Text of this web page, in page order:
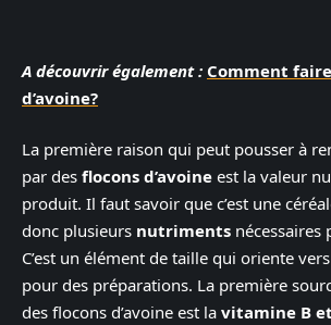
A découvrir également : Comment
d’avoine?
La première raison qui peut pousser à
par des flocons d’avoine est la valeur
produit. Il faut savoir que c’est une
donc plusieurs nutriments nécessaires
C’est un élément de taille qui oriente
pour des préparations. La première
des flocons d’avoine est la vitamine B